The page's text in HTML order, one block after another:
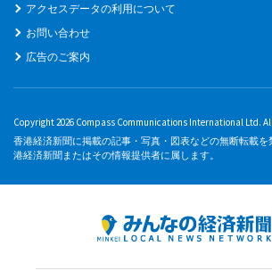
アクセスデータの利用について
お問い合わせ
広告のご案内
Copyright 2026 Compass Communications International Ltd.
香港経済新聞に掲載の記事・写真・図表などの無断転載
港経済新聞またはその情報提供者に属します。